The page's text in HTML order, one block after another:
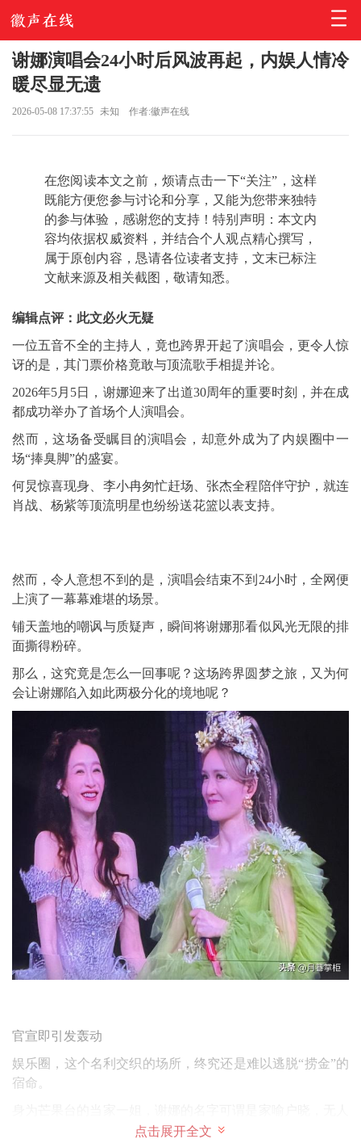
谢娜演唱会24小时后风波再起，内娱人情冷
暖尽显无遗
2026-05-08 17:37:55 未知 作者:徽声在线
在您阅读本文之前，烦请点击一下“关注”，这样
既能方便您参与讨论和分享，又能为您带来独特
的参与体验，感谢您的支持！特别声明：本文内
容均依据权威资料，并结合个人观点精心撰写，
属于原创内容，恳请各位读者支持，文末已标注
文献来源及相关截图，敬请知悉。
编辑点评：此文必火无疑
一位五音不全的主持人，竟也跨界开起了演唱会，更令人惊
讶的是，其门票价格竟敢与顶流歌手相提并论。
2026年5月5日，谢娜迎来了出道30周年的重要时刻，并在成
都成功举办了首场个人演唱会。
然而，这场备受瞩目的演唱会，却意外成为了内娱圈中一
场“捧臭脚”的盛宴。
何炅惊喜现身、 李小冉匆忙赶场、张杰全程陪伴守护，就连
肖战、杨紫等顶流明星也纷纷送花篮以表支持。
然而，令人意想不到的是，演唱会结束不到24小时，全网便
上演了一幕幕难堪的场景。
铺天盖地的嘲讽与质疑声，瞬间将谢娜那看似风光无限的排
面撕得粉碎。
那么，这究竟是怎么一回事呢？这场跨界圆梦之旅，又为何
会让谢娜陷入如此两极分化的境地呢？
官宣即引发轰动
娱乐圈，这个名利交织的场所，终究还是难以逃脱“捞金”的
宿命。
点击展开全文